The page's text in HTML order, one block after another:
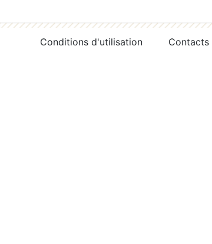
Conditions d'utilisation Contacts